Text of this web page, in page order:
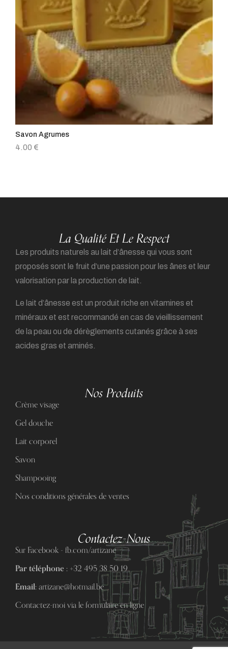
Savon Agrumes
4.00 €
La Qualité Et Le Respect
Les produits naturels au lait d’ânesse qui vous sont
proposés sont le fruit d’une passion pour les ânes et leur
valorisation par la production de lait.
Le lait d’ânesse est un produit riche en vitamines et
minéraux et est recommandé en cas de vieillissement
de la peau ou de dérèglements cutanés grâce à ses
acides gras et aminés.
Nos Produits
Crème visage
Gel douche
Lait corporel
Savon
Shampooing
Nos conditions générales de ventes
Contactez-Nous
Sur Facebook - fb.com/artizane
Par téléphone :+32 495 38 50 19
Email:artizane@hotmail.be
Contactez-moi via le formulaire en ligne